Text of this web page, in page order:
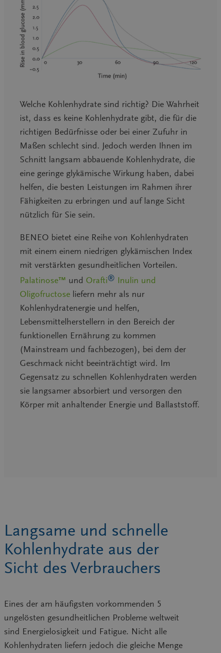
Welche Kohlenhydrate sind richtig? Die Wahrheit
ist, dass es keine Kohlenhydrate gibt, die für die
richtigen Bedürfnisse oder bei einer Zufuhr in
Maßen schlecht sind. Jedoch werden Ihnen im
Schnitt langsam abbauende Kohlenhydrate, die
eine geringe glykämische Wirkung haben, dabei
helfen, die besten Leistungen im Rahmen ihrer
Fähigkeiten zu erbringen und auf lange Sicht
nützlich für Sie sein.
BENEO bietet eine Reihe von Kohlenhydraten
mit einem einem niedrigen glykämischen Index
mit verstärkten gesundheitlichen Vorteilen.
Palatinose™ und Orafti® Inulin und
Oligofructose liefern mehr als nur
Kohlenhydratenergie und helfen,
Lebensmittelherstellern in den Bereich der
funktionellen Ernährung zu kommen
(Mainstream und fachbezogen), bei dem der
Geschmack nicht beeinträchtigt wird. Im
Gegensatz zu schnellen Kohlenhydraten werden
sie langsamer absorbiert und versorgen den
Körper mit anhaltender Energie und Ballaststoff.
Langsame und schnelle
Kohlenhydrate aus der
Sicht des Verbrauchers
Eines der am häufigsten vorkommenden 5
ungelösten gesundheitlichen Probleme weltweit
sind Energielosigkeit und Fatigue. Nicht alle
Kohlenhydraten liefern jedoch die gleiche Menge